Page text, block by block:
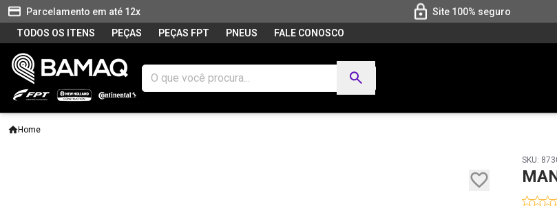
Parcelamento em até 12x Site 100% seguro
TODOS OS ITENS
PEÇAS PEÇAS FPT PNEUS FALE CONOSCO
Home
SKU: